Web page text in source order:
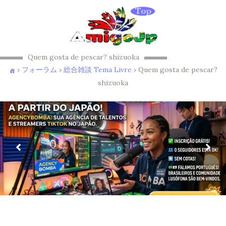
Quem gosta de pescar? shizuoka
› フォーラム › 総合雑談 Tema Livre › Quem gosta de pescar?
shizuoka